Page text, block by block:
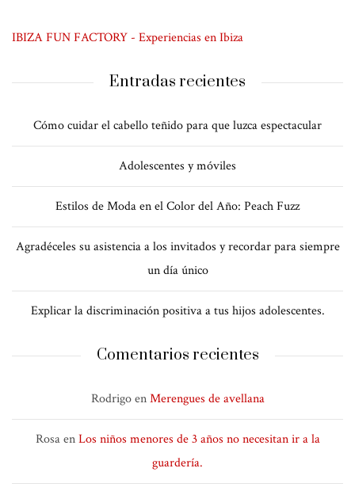
IBIZA FUN FACTORY - Experiencias en Ibiza
Entradas recientes
Cómo cuidar el cabello teñido para que luzca espectacular
Adolescentes y móviles
Estilos de Moda en el Color del Año: Peach Fuzz
Agradéceles su asistencia a los invitados y recordar para siempre
un día único
Explicar la discriminación positiva a tus hijos adolescentes.
Comentarios recientes
RodrigoenMerengues de avellana
RosaenLos niños menores de 3 años no necesitan ir a la
guardería.